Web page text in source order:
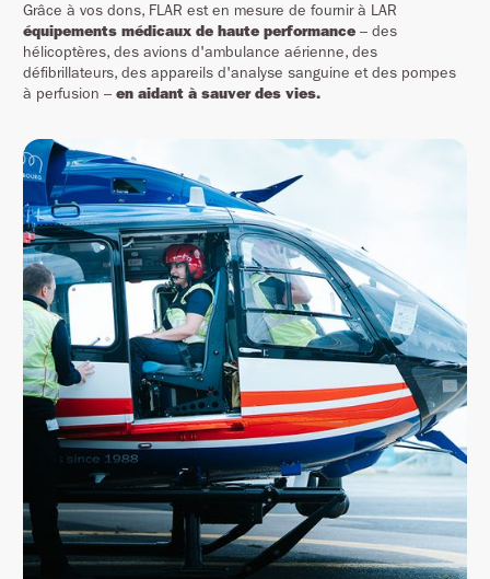
Grâce à vos dons, FLAR est en mesure de fournir à LAR
équipements médicaux de haute performance– des
hélicoptères, des avions d'ambulance aérienne, des
défibrillateurs, des appareils d'analyse sanguine et des pompes
à perfusion – en aidant à sauver des vies.